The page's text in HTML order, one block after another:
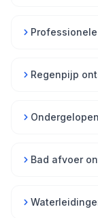
Regenpijp
Bad afvoer